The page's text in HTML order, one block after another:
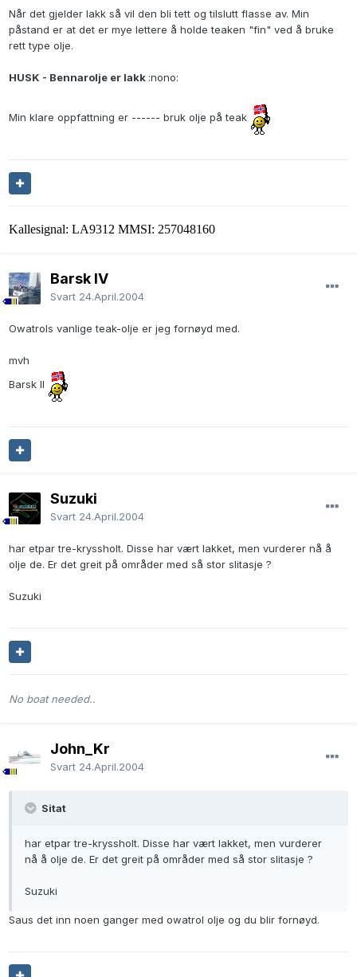
Når det gjelder lakk så vil den bli tett og tilslutt flasse av. Min
påstand er at det er mye lettere å holde teaken "fin" ved å bruke
rett type olje.
HUSK - Bennarolje er lakk :nono:
Min klare oppfattning er ------ bruk olje på teak
Kallesignal: LA9312 MMSI: 257048160
Barsk IV
Svart 24.April.2004
Owatrols vanlige teak-olje er jeg fornøyd med.
mvh
Barsk II
Suzuki
Svart 24.April.2004
har etpar tre-kryssholt. Disse har vært lakket, men vurderer nå å
olje de. Er det greit på områder med så stor slitasje ?
Suzuki
No boat needed..
John_Kr
Svart 24.April.2004
Sitat
har etpar tre-kryssholt. Disse har vært lakket, men vurderer
nå å olje de. Er det greit på områder med så stor slitasje ?
Suzuki
Saus det inn noen ganger med owatrol olje og du blir fornøyd.